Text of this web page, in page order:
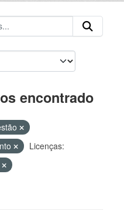
encontrado
Licenças: